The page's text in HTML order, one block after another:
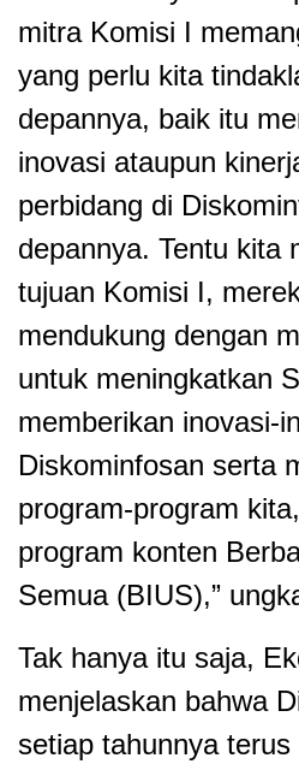
mitra Komisi I
yang perlu kita
depannya, baik itu
inovasi ataupun
perbidang di
depannya. Tentu kita
tujuan Komisi I,
mendukung dengan
untuk meningkatkan
memberikan inovasi-
Diskominfosan serta
program-program
program konten
Semua (BIUS),”
Tak hanya itu saja,
menjelaskan bahwa
setiap tahunnya